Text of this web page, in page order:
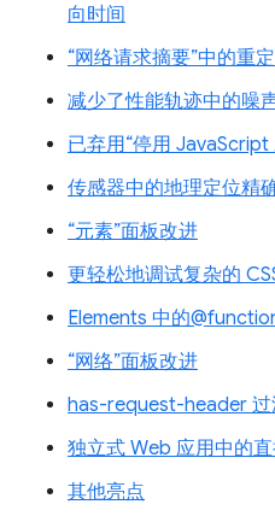
向时间
“网络请求摘要”中的重
减少了性能轨迹中的噪
已弃用“停用 JavaScript
传感器中的地理定位精
“元素”面板改进
更轻松地调试复杂的
Elements 中的
“网络”面板改进
has-request-header 过
独立式 Web 应用中的
其他亮点